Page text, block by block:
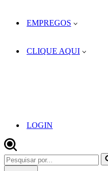
EMPREGOS
CLIQUE AQUI
LOGIN
Pesquisar
por...